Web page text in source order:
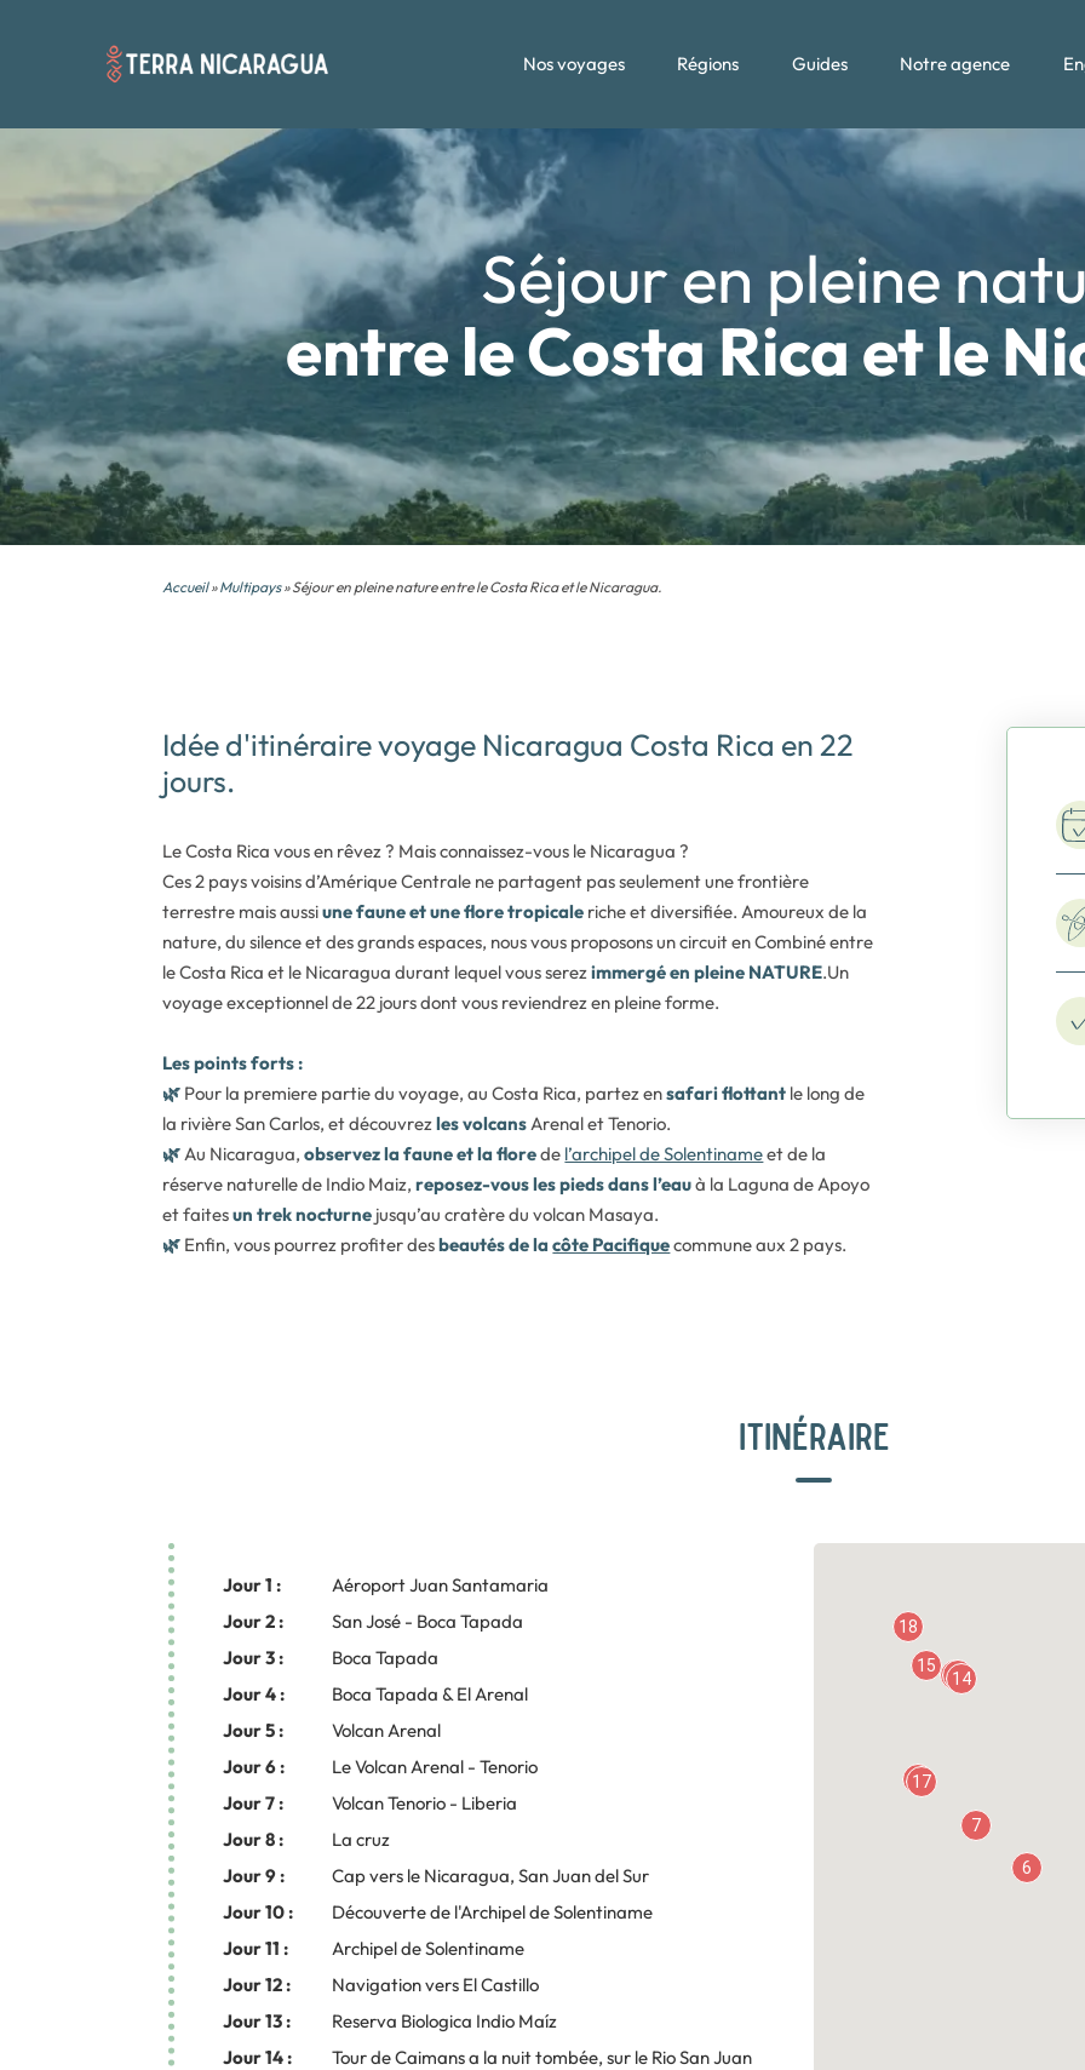
Nos voyages Régions Guides Notre agence
Séjour en pleine
entre le Costa Rica et le
Accueil»Multipays» Séjour en pleine nature entre le Costa Rica et le Nicaragua.
Idée d'itinéraire voyage Nicaragua Costa Rica en 22
jours.
Le Costa Rica vous en rêvez ? Mais connaissez-vous le Nicaragua ?
Ces 2 pays voisins d’Amérique Centrale ne partagent pas seulement une frontière
terrestre mais aussiune faune et une flore tropicale riche et diversifiée. Amoureux de la
nature, du silence et des grands espaces, nous vous proposons un circuit en Combiné entre
le Costa Rica et le Nicaragua durant lequel vous serezimmergé en pleine NATURE.Un
voyage exceptionnel de 22 jours dont vous reviendrez en pleine forme.
Les points forts :
🌿 Pour la premiere partie du voyage, au Costa Rica, partez ensafari flottant le long de
la rivière San Carlos, et découvrezles volcansArenal et Tenorio.
🌿Au Nicaragua,observez la faune et la florede l’archipel de Solentinameet de la
réserve naturelle de Indio Maiz,reposez-vous les pieds dans l’eauà la Laguna de Apoyo
et faitesun trek nocturne jusqu’au cratère du volcan Masaya.
🌿 Enfin, vous pourrez profiter desbeautés de lacôte Pacifiquecommune aux 2 pays.
ITINÉRAIRE
Jour 1 :
Aéroport Juan Santamaria
Jour 2 :
San José - Boca Tapada
Jour 3 :
Boca Tapada
Jour 4 :
Boca Tapada & El Arenal
Jour 5 :
Volcan Arenal
Jour 6 :
Le Volcan Arenal - Tenorio
Jour 7 :
Volcan Tenorio - Liberia
Jour 8 :
La cruz
Jour 9 :
Cap vers le Nicaragua, San Juan del Sur
Jour 10 :
Découverte de l'Archipel de Solentiname
Jour 11 :
Archipel de Solentiname
Jour 12 :
Navigation vers El Castillo
Jour 13 :
Reserva Biologica Indio Maíz
Jour 14 :
Tour de Caimans a la nuit tombée, sur le Rio San Juan
6
7
12
13
14
15
16
17
18